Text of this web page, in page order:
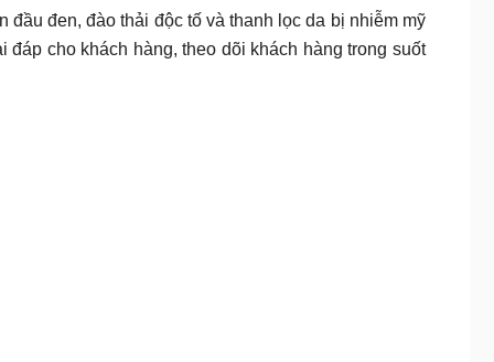
đen, đào thải độc tố và thanh lọc da bị nhiễm mỹ
cho khách hàng, theo dõi khách hàng trong suốt